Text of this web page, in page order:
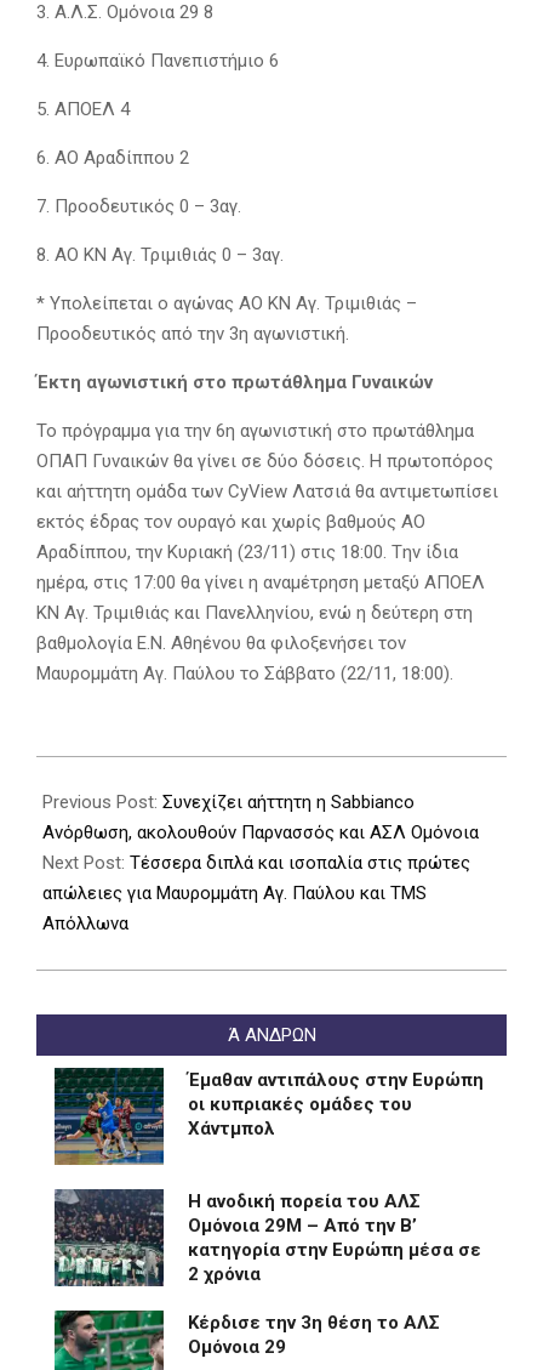
3. Α.Λ.Σ. Ομόνοια 29 8
4. Ευρωπαϊκό Πανεπιστήμιο 6
5. ΑΠΟΕΛ 4
6. ΑΟ Αραδίππου 2
7. Προοδευτικός 0 – 3αγ.
8. ΑΟ ΚΝ Αγ. Τριμιθιάς 0 – 3αγ.
* Υπολείπεται ο αγώνας ΑΟ ΚΝ Αγ. Τριμιθιάς –
Προοδευτικός από την 3η αγωνιστική.
Έκτη αγωνιστική στο πρωτάθλημα Γυναικών
Το πρόγραμμα για την 6η αγωνιστική στο πρωτάθλημα
ΟΠΑΠ Γυναικών θα γίνει σε δύο δόσεις. Η πρωτοπόρος
και αήττητη ομάδα των CyView Λατσιά θα αντιμετωπίσει
εκτός έδρας τον ουραγό και χωρίς βαθμούς ΑΟ
Αραδίππου, την Κυριακή (23/11) στις 18:00. Tην ίδια
ημέρα, στις 17:00 θα γίνει η αναμέτρηση μεταξύ ΑΠΟΕΛ
ΚΝ Αγ. Τριμιθιάς και Πανελληνίου, ενώ η δεύτερη στη
βαθμολογία Ε.Ν. Αθηένου θα φιλοξενήσει τον
Μαυρομμάτη Αγ. Παύλου το Σάββατο (22/11, 18:00).
11-
20
Previous Post: Συνεχίζει αήττητη η Sabbianco
Ανόρθωση, ακολουθούν Παρνασσός και ΑΣΛ Ομόνοια
Next Post: Τέσσερα διπλά και ισοπαλία στις πρώτες
απώλειες για Μαυρομμάτη Αγ. Παύλου και ΤΜS
Απόλλωνα
Ά ΑΝΔΡΩΝ
Έμαθαν αντιπάλους στην Ευρώπη
οι κυπριακές ομάδες του
Χάντμπολ
Η ανοδική πορεία του ΑΛΣ
Ομόνοια 29Μ – Από την Β’
κατηγορία στην Ευρώπη μέσα σε
2 χρόνια
Kέρδισε την 3η θέση το ΑΛΣ
Ομόνοια 29